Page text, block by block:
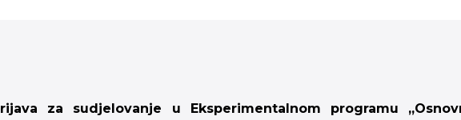
za sudjelovanje u Eksperimentalnom programu